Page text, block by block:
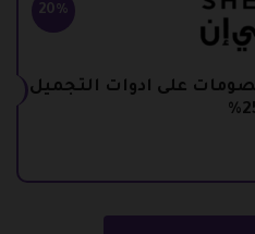
20%
على ادوات التجميل